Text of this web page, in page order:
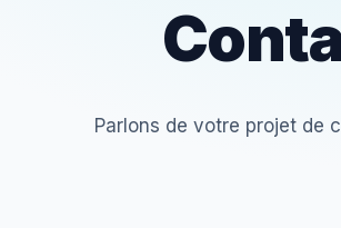
Parlons de votre projet de